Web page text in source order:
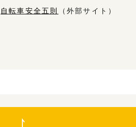
自転車安全五則
（外部サイト）